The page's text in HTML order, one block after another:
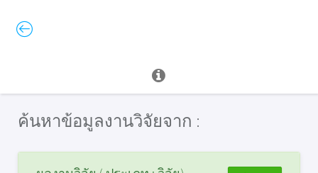
ค้นหาข้อมูลงานวิจัยจาก :